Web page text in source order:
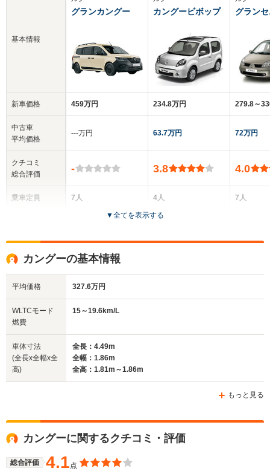
基本情報
新車価格
中古車
平均価格
クチコミ
総合評価
乗車定員
サイズ
(全長x全幅x全高)
WLTCモード
燃費
グランカングー
459万円
‐‐‐万円
-
7人
全高
1.81m
全幅
1.86m
14.7km/L
└市街地:11.7km/L
└郊外:15.0km/L
└高速道路:16.4km/L
カングービボップ
234.8万円
63.7万円
3.8
4人
3ドア
グラン
279.8～
72万円
4.0
7人
▼全てを表示する
カングーの基本情報
平均価格 327.6万円
WLTCモード
燃費
15～19.6km/L
車体寸法
(全長x全幅x全
高)
全長：4.49m
全幅：1.86m
全高：1.81m～1.86m
もっと見る
カングーに関するクチコミ・評価
総合評価 4.1点